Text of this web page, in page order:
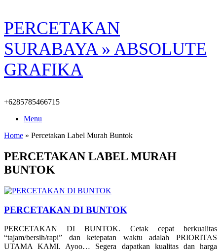
Skip
to
content
PERCETAKAN
SURABAYA » ABSOLUTE
GRAFIKA
+6285785466715
Menu
Home » Percetakan Label Murah Buntok
PERCETAKAN LABEL MURAH
BUNTOK
PERCETAKAN DI BUNTOK
PERCETAKAN DI BUNTOK. Cetak cepat berkualitas
“tajam/bersih/rapi” dan ketepatan waktu adalah PRIORITAS
UTAMA KAMI. Ayoo… Segera dapatkan kualitas dan harga